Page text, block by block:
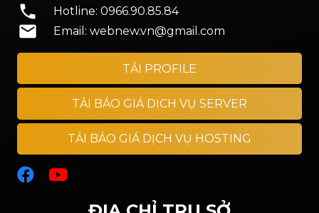
phone Hotline: 0966.90.85.84
mail Email: webnew.vn@gmail.com
TẢI PROFILE
TẢI BÁO GIÁ DỊCH VỤ SERVER
TẢI BÁO GIÁ DỊCH VỤ HOSTING